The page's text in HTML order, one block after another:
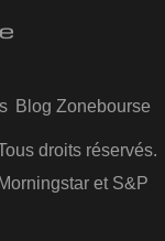
Blog Zonebourse
droits réservés.
et S&P